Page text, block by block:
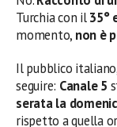
Turchia con il35°
momento, non è
Il pubblico
seguire: Canale 5
serata la
rispetto a quella